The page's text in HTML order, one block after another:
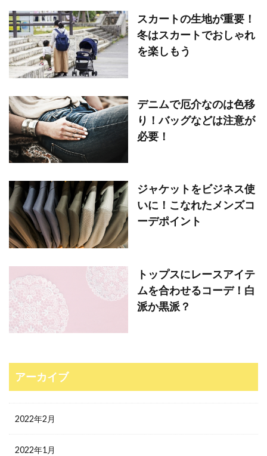
スカートの生地が重要！
冬はスカートでおしゃれ
を楽しもう
デニムで厄介なのは色移
り！バッグなどは注意が
必要！
ジャケットをビジネス使
いに！こなれたメンズコ
ーデポイント
トップスにレースアイテ
ムを合わせるコーデ！白
派か黒派？
アーカイブ
2022年2月
2022年1月